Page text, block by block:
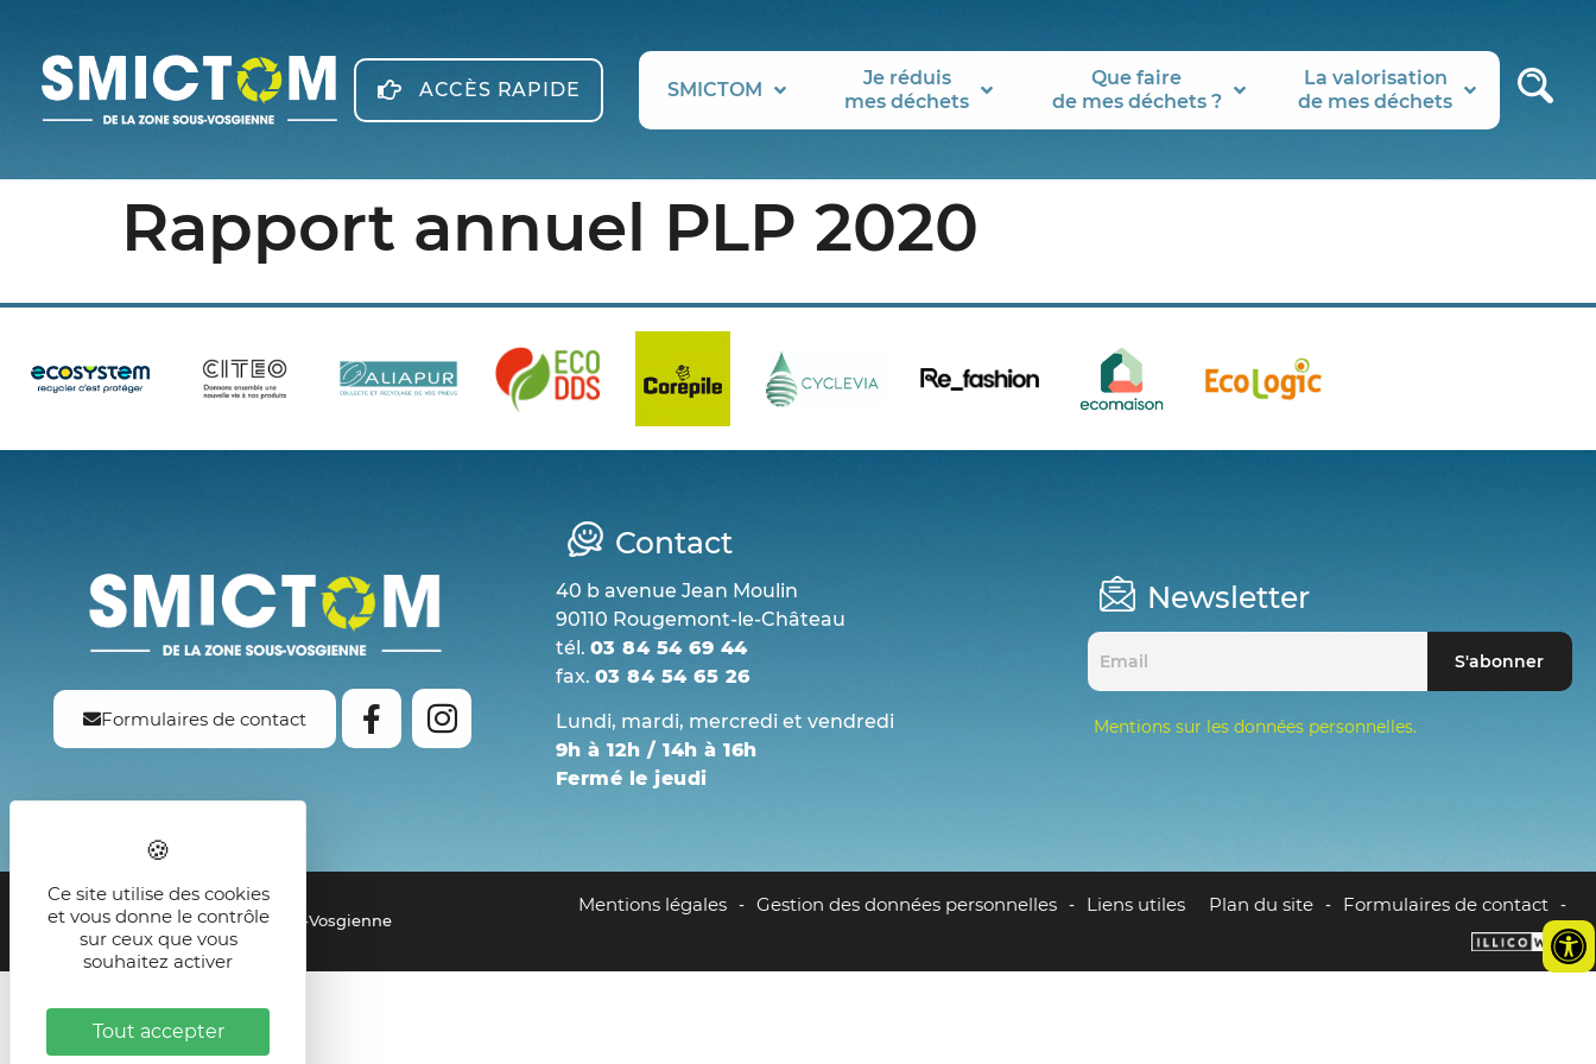
ACCÈS RAPIDE SMICTOM
Je réduis
mes déchets
Que faire
de mes déchets ?
La valorisation
de mes déchets
Rapport annuel PLP 2020
Formulaires de contact
Contact
40 b avenue Jean Moulin
90110 Rougemont-le-Château
tél. 03 84 54 69 44
fax. 03 84 54 65 26
Lundi, mardi, mercredi et vendredi
9h à 12h / 14h à 16h
Fermé le jeudi
Newsletter
Mentions sur les données personnelles.
© 2021 - SMICTOM de la Zone Sous-Vosgienne
Mentions légales - Gestion des données personnelles - Liens utiles Plan du site - Formulaires de contact -
Ce site utilise des cookies
et vous donne le contrôle
sur ceux que vous
souhaitez activer
Tout accepter